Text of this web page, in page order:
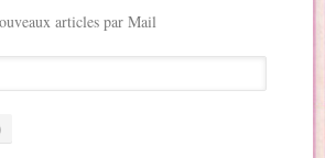
articles par Mail